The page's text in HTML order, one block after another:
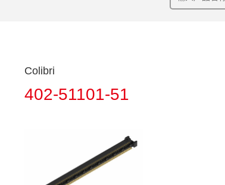
Colibri
402-51101-51